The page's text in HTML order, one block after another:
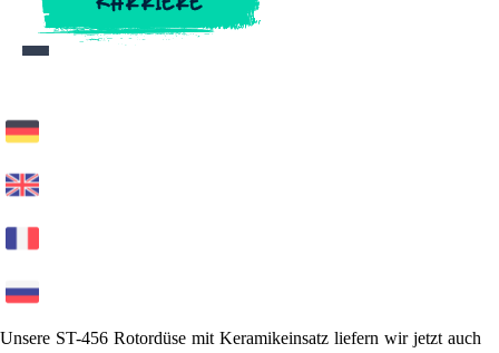
Unsere ST-456 Rotordüse mit Keramikeinsatz liefern wir jetzt auch